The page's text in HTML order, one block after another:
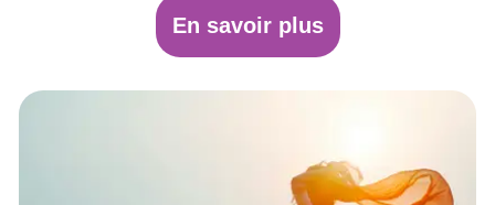
En savoir plus